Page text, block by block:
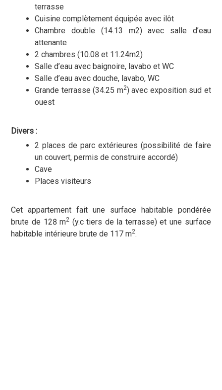
terrasse
Cuisine complètement équipée avec ilôt
Chambre double (14.13 m2) avec salle d’eau
attenante
2 chambres (10.08 et 11.24m2)
Salle d’eau avec baignoire, lavabo et WC
Salle d’eau avec douche, lavabo, WC
Grande terrasse (34.25 m2) avec exposition sud et
ouest
Divers :
2 places de parc extérieures (possibilité de faire
un couvert, permis de construire accordé)
Cave
Places visiteurs
Cet appartement fait une surface habitable pondérée
brute de 128 m2 (y.c tiers de la terrasse) et une surface
habitable intérieure brute de 117 m2.